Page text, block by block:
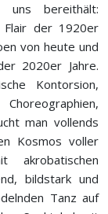
uns bereithält:
Flair der 1920er
von heute und
2020er Jahre.
Kontorsion,
man vollends
Kosmos voller
bildstark und
Tanz auf